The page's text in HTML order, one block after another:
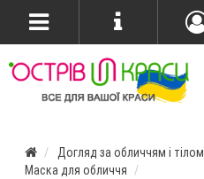
Догляд за обличчям і тілом
Маска для обличчя